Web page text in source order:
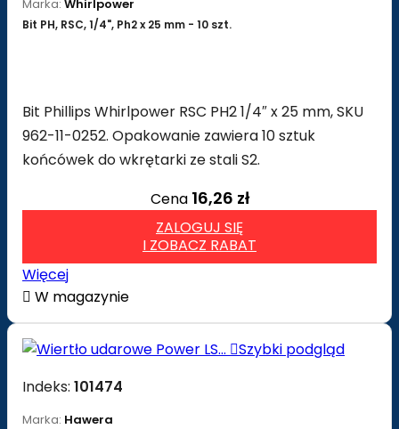
Marka: Whirlpower
Bit PH, RSC, 1/4", Ph2 x 25 mm - 10 szt.
Bit Phillips Whirlpower RSC PH2 1/4″ x 25 mm, SKU
962-11-0252. Opakowanie zawiera 10 sztuk
końcówek do wkrętarki ze stali S2.
Cena 16,26 zł
ZALOGUJ SIĘ
I ZOBACZ RABAT
Więcej
 W magazynie
Szybki podgląd
Indeks: 101474
Marka: Hawera